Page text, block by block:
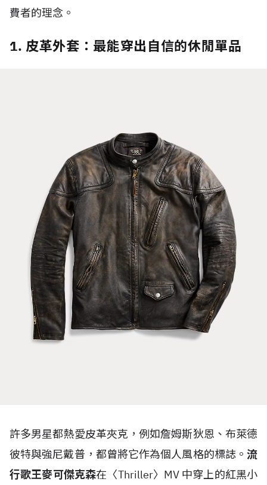
費者的理念。
1. 皮革外套：最能穿出自信的休閒單品
許多男星都熱愛皮革夾克，例如詹姆斯狄恩、布萊德
彼特與強尼戴普，都曾將它作為個人風格的標誌。 流
行歌王麥可傑克森在〈Thriller〉 MV 中穿上的紅黑小